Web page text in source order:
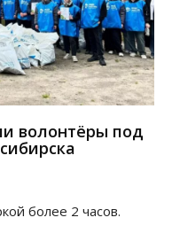
волонтёры под
более 2 часов.